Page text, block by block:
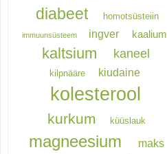
diabeet homotsüsteiin
immuunsüsteem ingver kaalium
kaltsium kaneel
kilpnääre kiudaine
kolesterool
kurkum küüslauk
magneesium maks